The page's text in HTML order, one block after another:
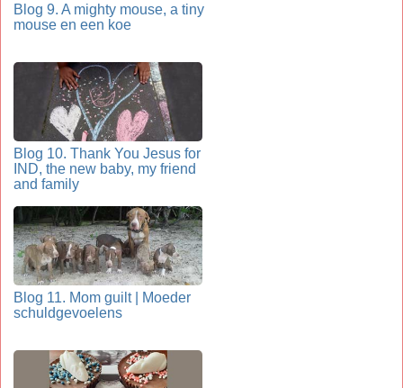
Blog 9. A mighty mouse, a tiny
mouse en een koe
Blog 10. Thank You Jesus for
IND, the new baby, my friend
and family
Blog 11. Mom guilt | Moeder
schuldgevoelens